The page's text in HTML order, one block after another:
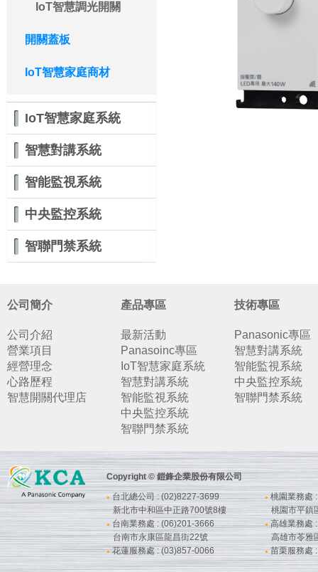
IoT智慧調光開關
開關蓋板
IoT智慧家庭商材
IoT智慧家庭系統
智慧對講系統
智能監視系統
中央監控系統
智聯門禁系統
公司簡介
公司介紹
營業項目
經營理念
心路歷程
智慧開關代理店
產品專區
最新活動
Panasoinc專區
IoT智慧家庭系統
智慧對講系統
智能監視系統
中央監控系統
智聯門禁系統
技術專區
Panasonic專區
智慧對講系統
智能監視系統
中央監控系統
智聯門禁系統
Copyright © 鎧鋒企業股份有限公司
●台北總公司 : (02)8227-3699
新北市中和區中正路700號8樓
● 桃園業務處
桃園市平鎮
● 台南業務處 : (06)201-3666
台南市永康區龍昌街22號
●高雄業務處
高雄市苓雅
●花蓮服務處 : (03)857-0066 ● 苗栗服務處